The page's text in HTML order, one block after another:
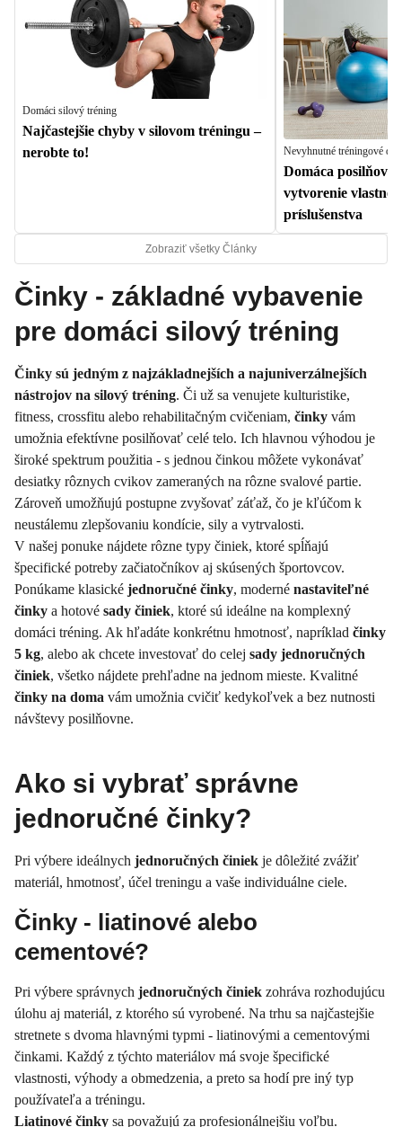
Domáci silový tréning
Najčastejšie chyby v silovom tréningu –
nerobte to!
Nevyhnutné tréningové
Domáca
vytvorenie
príslušenstva
Zobraziť všetky Články
Činky - základné vybavenie
pre domáci silový tréning
Činky sú jedným z najzákladnejších a najuniverzálnejších
nástrojov na silový tréning. Či už sa venujete kulturistike,
fitness, crossfitu alebo rehabilitačným cvičeniam, činky vám
umožnia efektívne posilňovať celé telo. Ich hlavnou výhodou je
široké spektrum použitia - s jednou činkou môžete vykonávať
desiatky rôznych cvikov zameraných na rôzne svalové partie.
Zároveň umožňujú postupne zvyšovať záťaž, čo je kľúčom k
neustálemu zlepšovaniu kondície, sily a vytrvalosti.
V našej ponuke nájdete rôzne typy činiek, ktoré spĺňajú
špecifické potreby začiatočníkov aj skúsených športovcov.
Ponúkame klasické jednoručné činky, moderné nastaviteľné
činky a hotové sady činiek, ktoré sú ideálne na komplexný
domáci tréning. Ak hľadáte konkrétnu hmotnosť, napríklad činky
5 kg, alebo ak chcete investovať do celej sady jednoručných
činiek, všetko nájdete prehľadne na jednom mieste. Kvalitné
činky na doma vám umožnia cvičiť kedykoľvek a bez nutnosti
návštevy posilňovne.
Ako si vybrať správne
jednoručné činky?
Pri výbere ideálnych jednoručných činiek je dôležité zvážiť
materiál, hmotnosť, účel treningu a vaše individuálne ciele.
Činky - liatinové alebo
cementové?
Pri výbere správnych jednoručných činiek zohráva rozhodujúcu
úlohu aj materiál, z ktorého sú vyrobené. Na trhu sa najčastejšie
stretnete s dvoma hlavnými typmi - liatinovými a cementovými
činkami. Každý z týchto materiálov má svoje špecifické
vlastnosti, výhody a obmedzenia, a preto sa hodí pre iný typ
používateľa a tréningu.
Liatinové činky sa považujú za profesionálnejšiu voľbu.